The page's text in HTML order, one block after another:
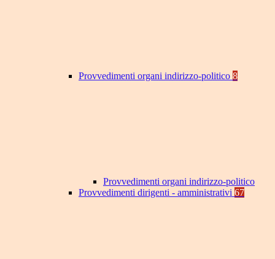
Provvedimenti organi indirizzo-politico 8
Provvedimenti organi indirizzo-politico
Provvedimenti dirigenti - amministrativi 67